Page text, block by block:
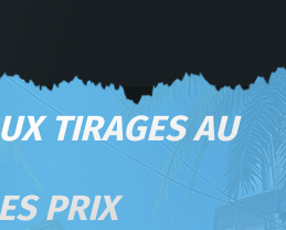
TIRAGES AU
PRIX